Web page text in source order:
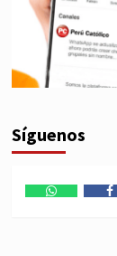
Síguenos